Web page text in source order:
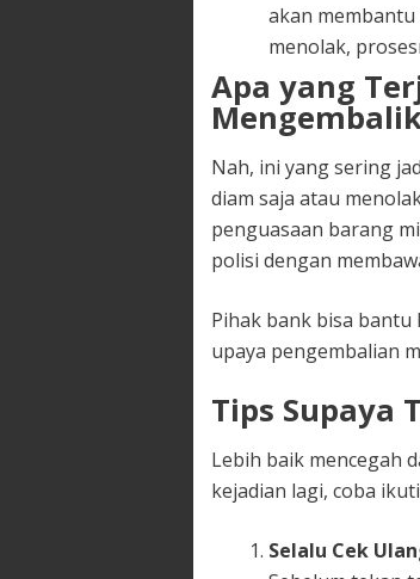
akan
menolak,
Apa yang
Nah, ini yang sering
diam saja atau
penguasaan barang
polisi dengan
Pihak bank bisa
upaya pengembalian
Tips Supaya
Lebih baik mencegah
kejadian lagi, coba
Selalu Cek